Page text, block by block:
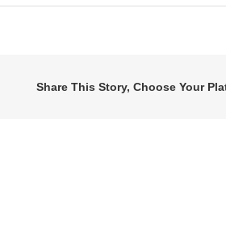
Share This Story, Choose Your